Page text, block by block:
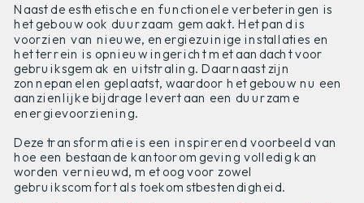
Naast de esthetische en functionele verbeteringen is
het gebouw ook duurzaam gemaakt. Het pand is
voorzien van nieuwe, energiezuinige installaties en
het terrein is opnieuw ingericht met aandacht voor
gebruiksgemak en uitstraling. Daarnaast zijn
zonnepanelen geplaatst, waardoor het gebouw nu een
aanzienlijke bijdrage levert aan een duurzame
energievoorziening.
Deze transformatie is een inspirerend voorbeeld van
hoe een bestaande kantooromgeving volledig kan
worden vernieuwd, met oog voor zowel
gebruikscomfort als toekomstbestendigheid.